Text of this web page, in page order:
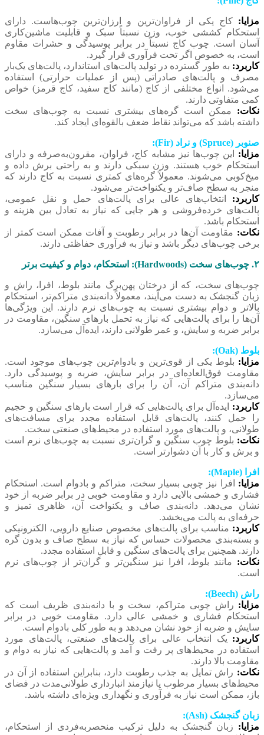
مزایا: کاج یکی از فراوان‌ترین و ارزان‌ترین چوب‌هاست. دارای
استحکام کششی خوب، وزن نسبتاً سبک و قابلیت ماشین‌کاری
آسان است. چوب کاج نسبتاً در برابر پوسیدگی و حشرات مقاوم
است، به خصوص اگر تحت فرآوری قرار گیرد.
کاربرد: به طور گسترده در تولید پالت‌های استاندارد، پالت‌های یک‌بار
مصرف و پالت‌های صادراتی (پس از عملیات حرارتی) استفاده
می‌شود. انواع مختلفی از کاج (مانند کاج سفید، کاج قرمز) خواص
کمی متفاوتی دارند.
نکات: ممکن است گره‌های بیشتری نسبت به چوب‌های سخت
داشته باشد که می‌تواند نقاط ضعف بالقوه‌ای ایجاد کند.
صنوبر (Spruce) و نراد (Fir):
مزایا: این چوب‌ها نیز مشابه کاج، فراوان، مقرون‌به‌صرفه و دارای
استحکام خوب هستند. وزن سبکی دارند و به راحتی برش داده و
میخ‌کوبی می‌شوند. معمولاً گره‌های کمتری نسبت به کاج دارند که
منجر به سطح صاف‌تر و یکنواخت‌تر می‌شود.
کاربرد: انتخاب‌های عالی برای پالت‌های حمل و نقل عمومی،
پالت‌های خرده‌فروشی و هر جایی که نیاز به تعادل بین هزینه و
استحکام باشد.
نکات: مقاومت آن‌ها در برابر رطوبت و آفات ممکن است کمتر از
برخی چوب‌های دیگر باشد و نیاز به فرآوری حفاظتی دارند.
۲. چوب‌های سخت (Hardwoods): استحکام، دوام و کیفیت برتر
چوب‌های سخت، که از درختان پهن‌برگ مانند بلوط، افرا، راش و
زبان گنجشک به دست می‌آیند، معمولاً دانه‌بندی متراکم‌تر، استحکام
بالاتر و دوام بیشتری نسبت به چوب‌های نرم دارند. این ویژگی‌ها
آن‌ها را برای پالت‌هایی که نیاز به تحمل بارهای سنگین، مقاومت در
برابر ضربه و سایش، و عمر طولانی دارند، ایده‌آل می‌سازد.
بلوط (Oak):
مزایا: بلوط یکی از قوی‌ترین و بادوام‌ترین چوب‌های موجود است.
مقاومت فوق‌العاده‌ای در برابر سایش، ضربه و پوسیدگی دارد.
دانه‌بندی متراکم آن، آن را برای بارهای بسیار سنگین مناسب
می‌سازد.
کاربرد: ایده‌آل برای پالت‌هایی که قرار است بارهای سنگین و حجیم
را حمل کنند، پالت‌های قابل استفاده مجدد برای مسافت‌های
طولانی، و پالت‌های مورد استفاده در محیط‌های صنعتی سخت.
نکات: بلوط چوب سنگین و گران‌تری نسبت به چوب‌های نرم است
و برش و کار با آن دشوارتر است.
افرا (Maple):
مزایا: افرا نیز چوبی بسیار سخت، متراکم و بادوام است. استحکام
فشاری و خمشی بالایی دارد و مقاومت خوبی در برابر ضربه از خود
نشان می‌دهد. دانه‌بندی صاف و یکنواخت آن، ظاهری تمیز و
حرفه‌ای به پالت می‌بخشد.
کاربرد: مناسب برای پالت‌های مخصوص صنایع دارویی، الکترونیکی
و بسته‌بندی محصولات حساس که نیاز به سطح صاف و بدون گره
دارند. همچنین برای پالت‌های سنگین و قابل استفاده مجدد.
نکات: مانند بلوط، افرا نیز سنگین‌تر و گران‌تر از چوب‌های نرم
است.
راش (Beech):
مزایا: راش چوبی متراکم، سخت و با دانه‌بندی ظریف است که
استحکام فشاری و خمشی عالی دارد. مقاومت خوبی در برابر
سایش و ضربه از خود نشان می‌دهد و به طور کلی بادوام است.
کاربرد: یک انتخاب عالی برای پالت‌های صنعتی، پالت‌های مورد
استفاده در محیط‌های پر رفت و آمد و پالت‌هایی که نیاز به دوام و
مقاومت بالا دارند.
نکات: راش تمایل به جذب رطوبت دارد، بنابراین استفاده از آن در
محیط‌های بسیار مرطوب یا نیازمند انبارداری طولانی‌مدت در فضای
باز، ممکن است نیاز به فرآوری و نگهداری ویژه‌ای داشته باشد.
زبان گنجشک (Ash):
مزایا: زبان گنجشک به دلیل ترکیب منحصربه‌فردی از استحکام،